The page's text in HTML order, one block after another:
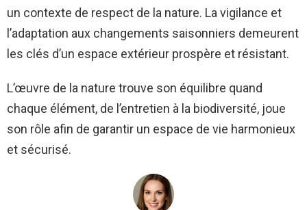
un contexte de respect de la nature. La vigilance et
l’adaptation aux changements saisonniers demeurent
les clés d’un espace extérieur prospère et résistant.
L’œuvre de la nature trouve son équilibre quand
chaque élément, de l’entretien à la biodiversité, joue
son rôle afin de garantir un espace de vie harmonieux
et sécurisé.